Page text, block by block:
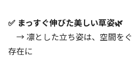
✅ まっすぐ伸びた美しい草姿🌿
→ 凛とした立ち姿は、空間を
存在に